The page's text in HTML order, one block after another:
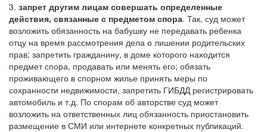
3. запрет другим лицам совершать определенные
действия, связанные с предметом спора. Так, суд может
возложить обязанность на бабушку не передавать ребенка
отцу на время рассмотрения дела о лишении родительских
прав; запретить гражданину, в доме которого находится
предмет спора, продавать или менять его; обязать
проживающего в спорном жилье принять меры по
сохранности недвижимости, запретить ГИБДД регистрировать
автомобиль и т.д. По спорам об авторстве суд может
возложить на ответственных лиц обязанность приостановить
размещение в СМИ или интернете конкретных публикаций.